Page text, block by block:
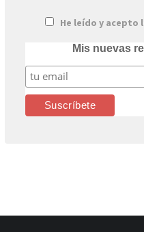
He leído y acepto
Mis nuevas